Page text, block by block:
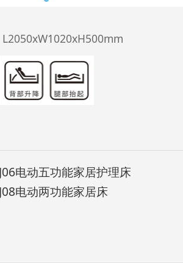
L2050xW1020xH500mm
电动五功能家居护理床
电动两功能家居床